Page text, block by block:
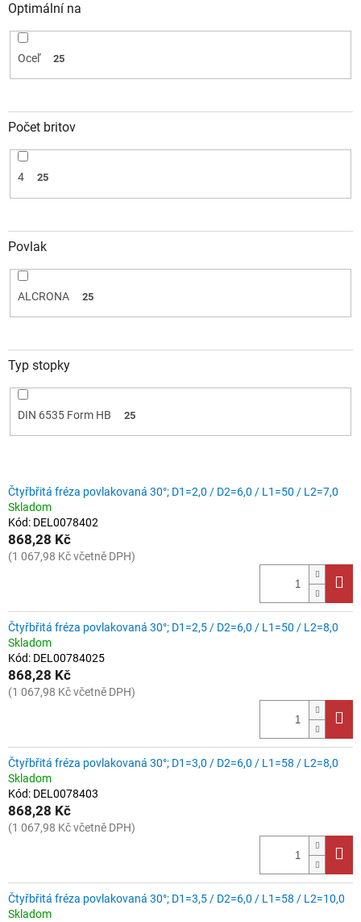
Optimální na
Oceľ 25
Počet britov
4 25
Povlak
ALCRONA 25
Typ stopky
DIN 6535 Form HB 25
V
ý
p
i
s
o
d
u
k
t
ů
Čtyřbřitá fréza povlakovaná 30°; D1=2,0 / D2=6,0 / L1=50 / L2=7,0
Skladom
Kód: DEL0078402
868,28 Kč
(1 067,98 Kč včetně DPH)
Čtyřbřitá fréza povlakovaná 30°; D1=2,5 / D2=6,0 / L1=50 / L2=8,0
Skladom
Kód: DEL00784025
868,28 Kč
(1 067,98 Kč včetně DPH)
Čtyřbřitá fréza povlakovaná 30°; D1=3,0 / D2=6,0 / L1=58 / L2=8,0
Skladom
Kód: DEL0078403
868,28 Kč
(1 067,98 Kč včetně DPH)
Čtyřbřitá fréza povlakovaná 30°; D1=3,5 / D2=6,0 / L1=58 / L2=10,0
Skladom